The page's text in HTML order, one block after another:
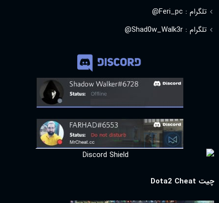
تلگرام : Feri_pc@
تلگرام : Shad0w_Walk3r@
چیت Dota2 Cheat